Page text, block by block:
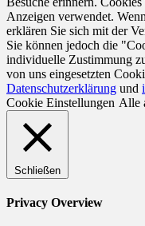
Anzeigen verwendet.
erklären Sie sich mit der
Sie können jedoch die
individuelle Zustimmung
von uns eingesetzten
Datenschutzerklärung und
Cookie Einstellungen Alle
Schließen
Privacy Overview